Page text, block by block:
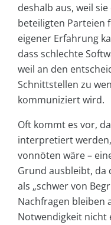
deshalb aus, weil
beteiligten Parteien
eigener Erfahrung
dass schlechte
weil an den
Schnittstellen zu
kommuniziert wird.
Oft kommt es vor,
interpretiert
vonnöten wäre –
Grund ausbleibt,
als „schwer von
Nachfragen bleiben
Notwendigkeit nicht